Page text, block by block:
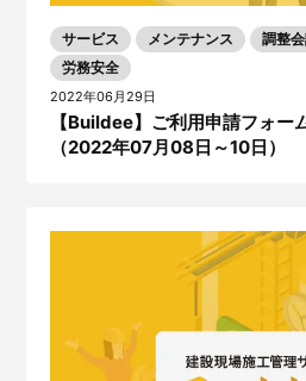
サービス メンテナンス 調整
労務安全
2022年06月29日
【Buildee】ご利用申請フォ
（2022年07月08日～10日）